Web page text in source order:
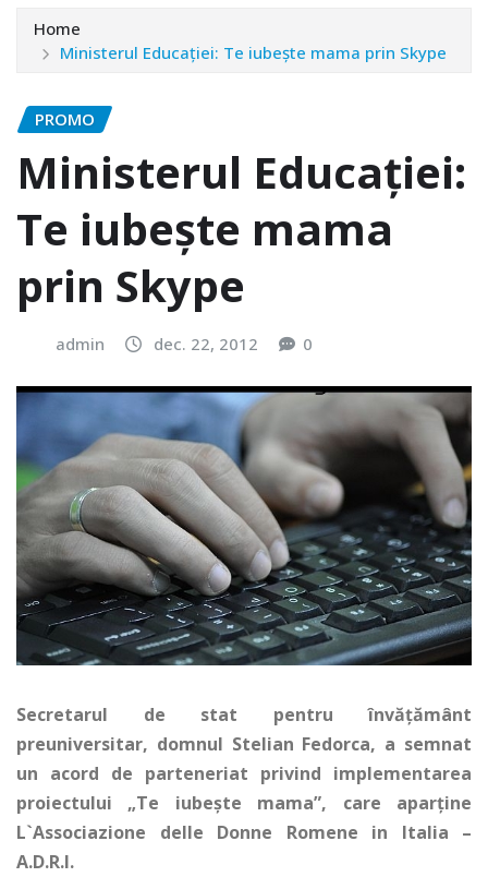
Home
Ministerul Educației: Te iubește mama prin Skype
PROMO
Ministerul Educației:
Te iubește mama
prin Skype
admin dec. 22, 2012 0
Secretarul de stat pentru învăţământ
preuniversitar, domnul Stelian Fedorca, a semnat
un acord de parteneriat privind implementarea
proiectului „Te iubeşte mama”, care aparţine
L`Associazione delle Donne Romene in Italia –
A.D.R.I.